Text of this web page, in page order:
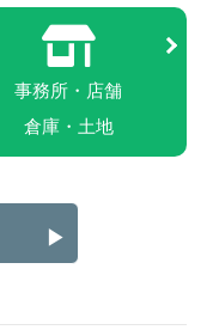
事務所・店舗
倉庫・土地
▶